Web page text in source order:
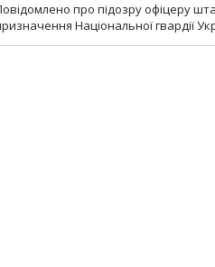
про підозру офіцеру
Національної гвардії